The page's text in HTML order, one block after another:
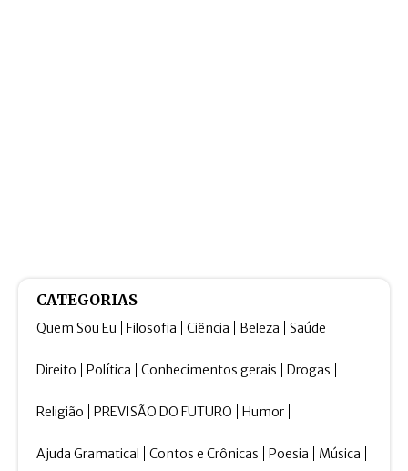
CATEGORIAS
Quem Sou Eu Filosofia Ciência Beleza Saúde
Direito Política Conhecimentos gerais Drogas
Religião PREVISÃO DO FUTURO Humor
Ajuda Gramatical Contos e Crônicas Poesia Música